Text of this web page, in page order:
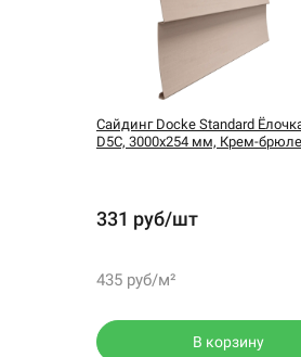
Сайдинг Docke Standard
D5C, 3000х254 мм, Крем-брюле
331 руб/шт
435 руб/м²
В корзину